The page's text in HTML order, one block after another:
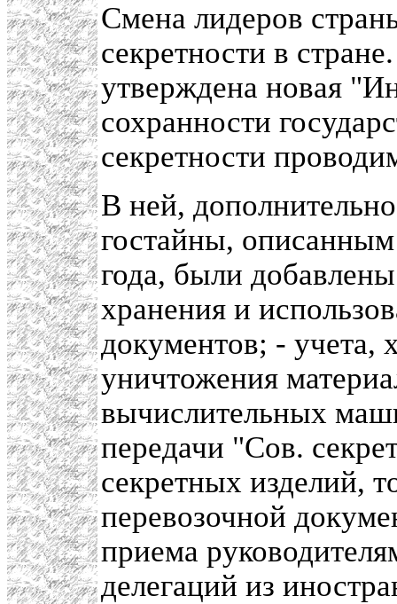
Смена лидеров
секретности в
утверждена новая
сохранности
секретности
В ней,
гостайны,
года, были
хранения и
документов; - учета,
уничтожения
вычислительных
передачи "Сов.
секретных изделий,
перевозочной
приема
делегаций из